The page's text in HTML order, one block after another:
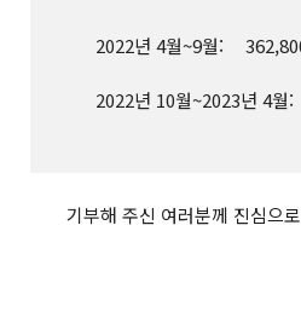
2022년 4월~9월:
2022년 10월~2023년 4월:
기부해 주신 여러분께 진심으